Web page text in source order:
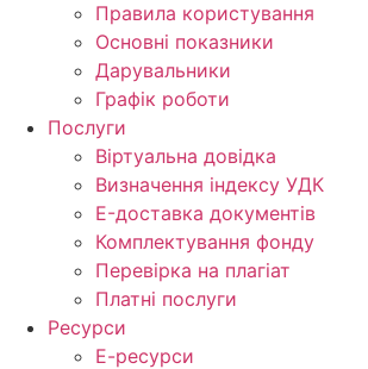
Правила користування
Основні показники
Дарувальники
Графік роботи
Послуги
Віртуальна довідка
Визначення індексу УДК
E-доставка документів
Комплектування фонду
Перевірка на плагіат
Платні послуги
Ресурси
Е-ресурси